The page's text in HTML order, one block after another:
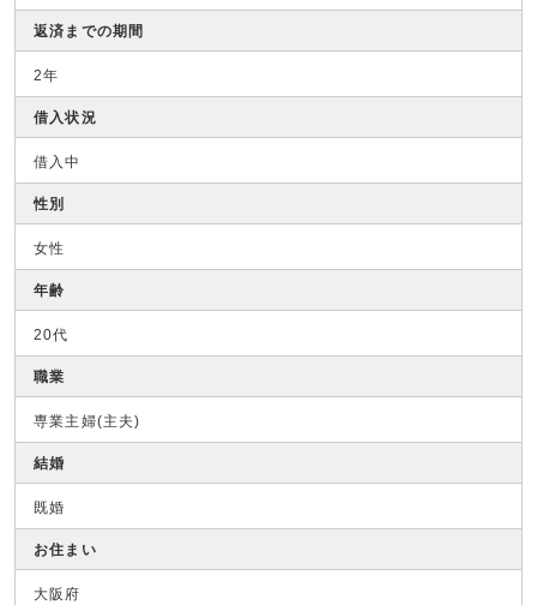
返済までの期間
2年
借入状況
借入中
性別
女性
年齢
20代
職業
専業主婦(主夫)
結婚
既婚
お住まい
大阪府